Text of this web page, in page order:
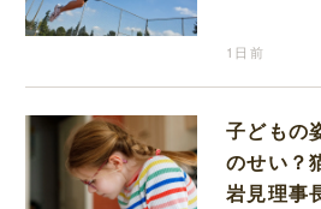
1日前
子どもの
のせい？
岩見理事